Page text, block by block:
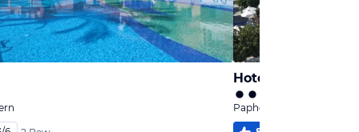
Hotel Avanti
Paphos, Südzypern